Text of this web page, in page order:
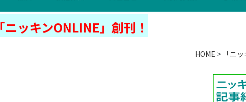
「ニッキンONLINE」創刊！
HOME > 「ニ